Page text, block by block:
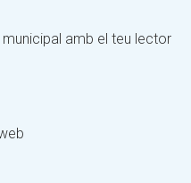
amb el teu lector